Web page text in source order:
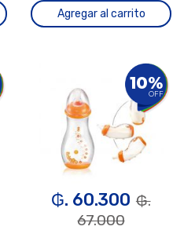
Agregar al carrito
10%
OFF
₲. 60.300 ₲.
67.000